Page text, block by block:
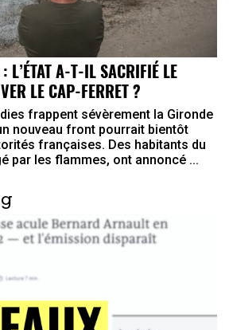
L’ÉTAT A-T-IL SACRIFIÉ LE
LE CAP-FERRET ?
frappent sévèrement la Gironde
nouveau front pourrait bientôt
françaises. Des habitants du
par les flammes, ont annoncé ...